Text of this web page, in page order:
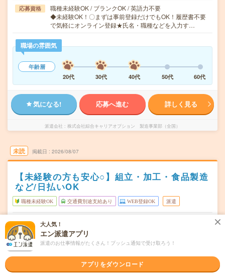
応募資格
職種未経験OK / ブランクOK / 英語力不要
◆未経験OK！〇まずは事前登録だけでもOK！履歴書不要
で気軽にオンライン登録★氏名・職種などを入力す…
職場の雰囲気
年齢層
20代
30代 40代 50代 60代
気になる! 応募へ進む 詳しく見る
派遣会社 株式会社綜合キャリアオプション 製造事業部（全国）
未読 掲載日 2026/08/07
【未経験の方も安心○】組立・加工・食品製造
など/日払いOK
職種未経験OK 交通費別途支給あり WEB登録OK 派遣
勤務地
静岡県掛川市
掛川駅から徒歩31分
曜日頻度 シフト制
08:00～20:2020:00～08:20
大人気！
エン派遣アプリ
派遣のお仕事情報がたくさん！プッシュ通知で受け取ろう！
アプリをダウンロード